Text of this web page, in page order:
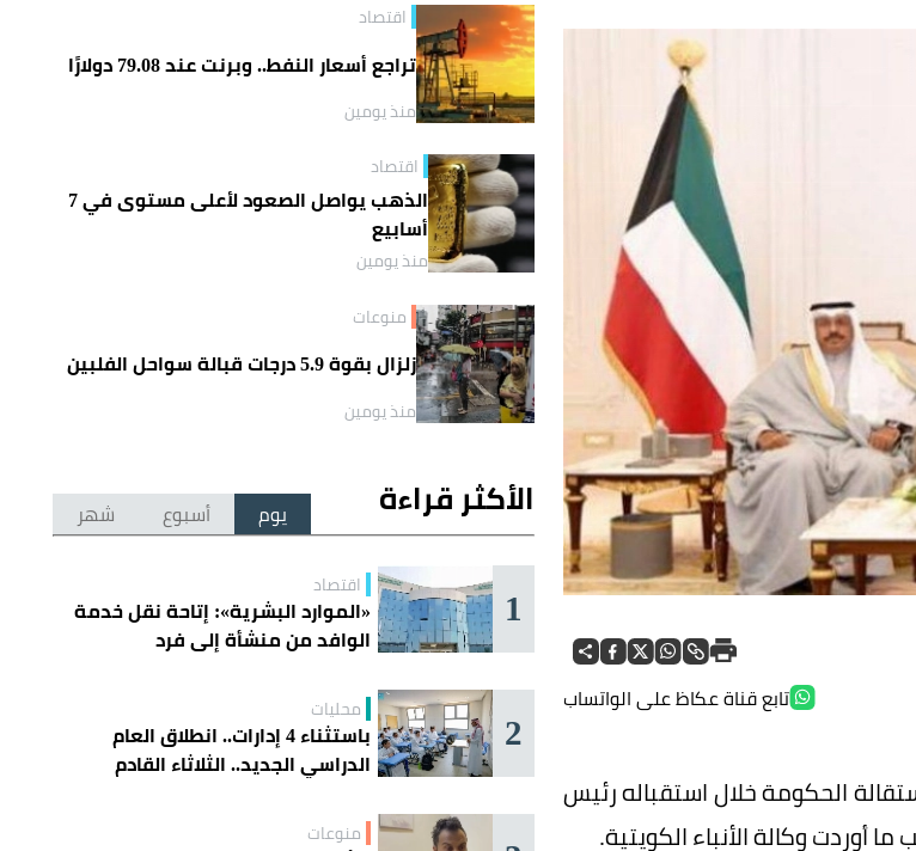
تابع قناة عكاظ على الواتساب
الحكومة خلال استقباله رئيس
أوردت وكالة الأنباء الكويتية.
اقتصاد
تراجع أسعار النفط.. وبرنت عند 79.08 دولارًا
منذ يومين
اقتصاد
الذهب يواصل الصعود لأعلى مستوى في 7
أسابيع
منذ يومين
منوعات
زلزال بقوة 5.9 درجات قبالة سواحل الفلبين
منذ يومين
الأكثر قراءة يوم أسبوع شهر
1 اقتصاد
«الموارد البشرية»: إتاحة نقل خدمة
الوافد من منشأة إلى فرد
2 محليات
باستثناء 4 إدارات.. انطلاق العام
الدراسي الجديد.. الثلاثاء القادم
منوعات